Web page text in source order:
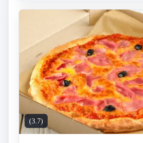
(3.7)